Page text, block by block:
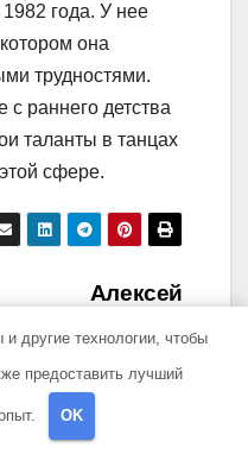
года. У нее
она
трудностями.
с раннего детства
таланты в танцах
сфере.
Алексей
личная жизнь –
откровения о
другие технологии, чтобы
предоставить лучший
OK